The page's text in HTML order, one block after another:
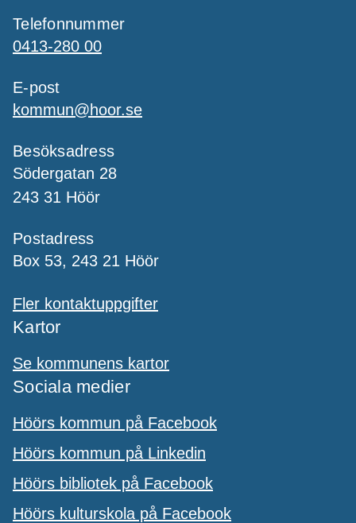
Telefonnummer
0413-280 00
E-post
kommun@hoor.se
Besöksadress
Södergatan 28
243 31 Höör
Postadress
Box 53, 243 21 Höör
Fler kontaktuppgifter
Kartor
Se kommunens kartor
Sociala medier
Höörs kommun på Facebook
Höörs kommun på Linkedin
Höörs bibliotek på Facebook
Höörs kulturskola på Facebook